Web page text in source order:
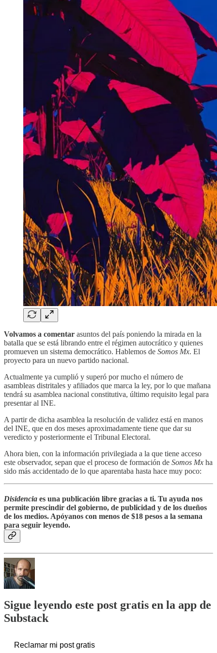
Volvamos a comentar asuntos del país poniendo la mirada en la
batalla que se está librando entre el régimen autocrático y quienes
promueven un sistema democrático. Hablemos de Somos Mx. El
proyecto para un nuevo partido nacional.
Actualmente ya cumplió y superó por mucho el número de
asambleas distritales y afiliados que marca la ley, por lo que mañana
tendrá su asamblea nacional constitutiva, último requisito legal para
presentar al INE.
A partir de dicha asamblea la resolución de validez está en manos
del INE, que en dos meses aproximadamente tiene que dar su
veredicto y posteriormente el Tribunal Electoral.
Ahora bien, con la información privilegiada a la que tiene acceso
este observador, sepan que el proceso de formación de Somos Mx ha
sido más accidentado de lo que aparentaba hasta hace muy poco:
Disidencia es una publicación libre gracias a ti. Tu ayuda nos
permite prescindir del gobierno, de publicidad y de los dueños
de los medios. Apóyanos con menos de $18 pesos a la semana
para seguir leyendo.
Sigue leyendo este post gratis en la app de
Substack
Reclamar mi post gratis